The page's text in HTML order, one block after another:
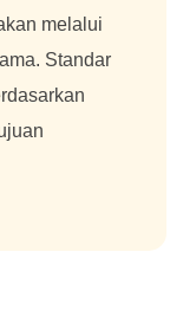
melalui
Standar